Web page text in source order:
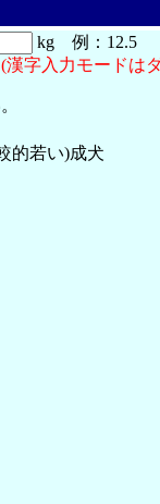
kg 例：12.5
字入力モードは
的若い)成犬